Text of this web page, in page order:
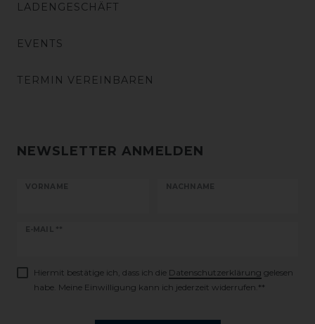
LADENGESCHÄFT
EVENTS
TERMIN VEREINBAREN
NEWSLETTER ANMELDEN
VORNAME NACHNAME
E-MAIL **
Newsletter
Hiermit bestätige ich, dass ich die Daten­schutz­erklärung gelesen
habe. Meine Einwilligung kann ich jederzeit widerrufen.**